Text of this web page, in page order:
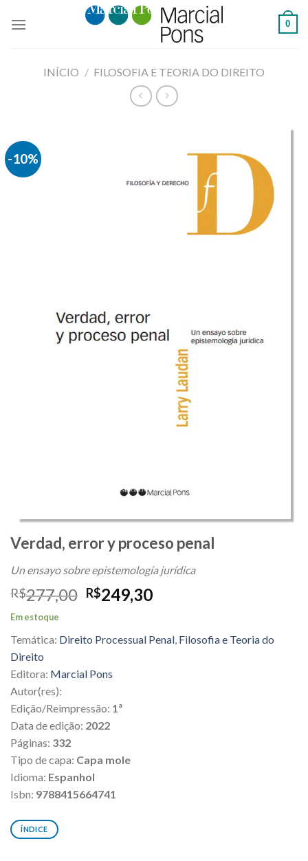
0
INÍCIO / FILOSOFIA E TEORIA DO DIREITO
-10%
Verdad, error y proceso penal
Un ensayo sobre epistemología jurídica
R$277,00 O
era:
R$249,30O
é:
Em estoque
Temática: Direito Processual Penal, Filosofia e Teoria do
Direito
Editora: Marcial Pons
Autor(res):
Edição/Reimpressão: 1ª
Data de edição: 2022
Páginas: 332
Tipo de capa: Capa mole
Idioma: Espanhol
Isbn: 9788415664741
ÍNDICE